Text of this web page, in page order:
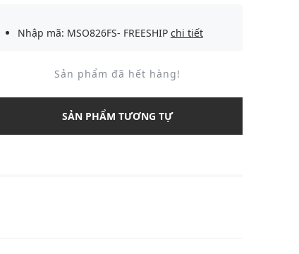
Nhập mã: MSO826FS- FREESHIP chi tiết
Sản phẩm đã hết hàng!
SẢN PHẨM TƯƠNG TỰ